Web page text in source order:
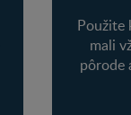
Použite
mali
pôrode